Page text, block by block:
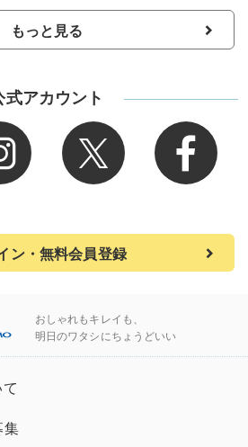
もっと見る
式アカウント
ン・無料会員登録
おしゃれもキレイも、
明日のワタシにちょうどいい
集